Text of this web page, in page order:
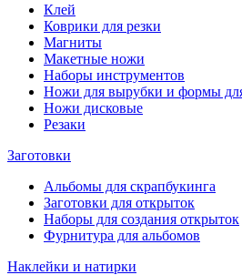
Клей
Коврики для резки
Магниты
Макетные ножи
Наборы инструментов
Ножи для вырубки и формы
Ножи дисковые
Резаки
Заготовки
Альбомы для скрапбукинга
Заготовки для открыток
Наборы для создания открыток
Фурнитура для альбомов
Наклейки и натирки